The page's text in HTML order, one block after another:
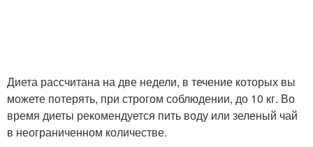
Диета рассчитана на две недели, в течение которых вы
можете потерять, при строгом соблюдении, до 10 кг. Во
время диеты рекомендуется пить воду или зеленый чай
в неограниченном количестве.